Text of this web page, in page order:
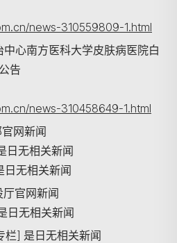
news-310559809-1.html
心南方医科大学皮肤病医院白
告
news-310458649-1.html
网新闻
无相关新闻
无相关新闻
官网新闻
无相关新闻
] 是日无相关新闻